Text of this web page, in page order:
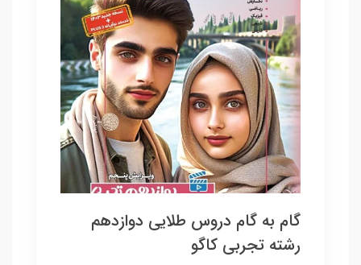
گام به گام دروس طلایی دوازدهم
رشته تجربی کاگو